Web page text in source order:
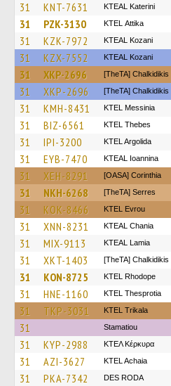
31 KNT-7631 KTEAL Katerini
31 PZK-3130 KΤΕL Αttika
31 KZK-7972 KTEAL Kozani
31 KZX-7552 KTEAL Kozani
31 XKP-2696 [TheTA] Chalkidikis
31 XKP-2696 [TheTA] Chalkidikis
31 KMH-8431 KTEL Messinia
31 BIZ-6561 KTEL Thebes
31 IPI-3200 KTEL Argolida
31 EYB-7470 KTEAL Ioannina
31 XEH-8291 [OASA] Corinthia
31 NKH-6268 [TheTA] Serres
31 KOK-8466 KTEL Evrou
31 XNN-8231 KTEAL Chania
31 MIX-9113 KTEAL Lamia
31 XKT-1403 [TheTA] Chalkidikis
31 KON-8725 KTEL Rhodope
31 HNE-1160 KTEL Thesprotia
31 TKP-3031 ΚΤΕL Τrikala
31 Stamatiou
31 KYP-2988 ΚΤΕΛ Κέρκυρα
31 AZI-3627 KTEL Achaia
31 PKA-7342 DES RODA